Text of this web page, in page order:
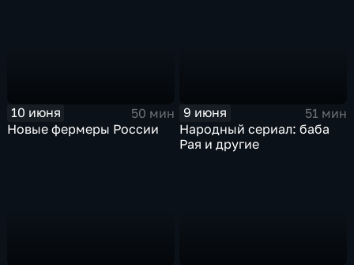
10 июня
50 мин
Новые фермеры России
9 июня
51 мин
Народный сериал: баба
Рая и другие